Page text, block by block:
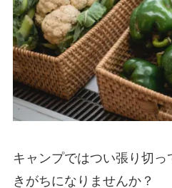
キャンプではつい張り切
きがちになりませんか？